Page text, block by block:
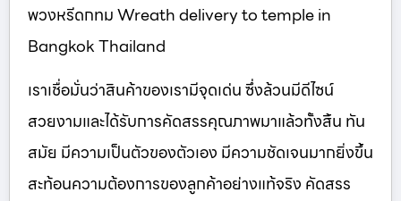
พวงหรีดกทม Wreath delivery to temple in
Bangkok Thailand
เราเชื่อมั่นว่าสินค้าของเรามีจุดเด่น ซึ่งล้วนมีดีไซน์
สวยงามและได้รับการคัดสรรคุณภาพมาแล้วทั้งสิ้น ทัน
สมัย มีความเป็นตัวของตัวเอง มีความชัดเจนมากยิ่งขึ้น
สะท้อนความต้องการของลูกค้าอย่างแท้จริง คัดสรร